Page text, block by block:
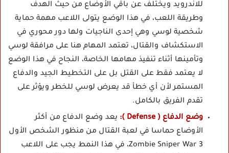
للاندرويد ويختلف عن باقي الأوضاع من حيث الهدف
وطريقة اللعب، في هذا الوضع يتولى اللاعب مهمة حماية
شخصية لوسي وهي إحدى الناجيات ولها دور محوري في
الاستكشاف والقتال، تعتمد المهام هنا على مرافقة لوسي
وتأمينها أثناء تنفيذ مهامها الخاصة، النجاح في هذا الوضع
لا يعتمد فقط على القتل بل على التخطيط الجيد والدفاع
المستمر لأن أي خطأ قد يعرض لوسي للخطر ويؤثر على
تقدم الفريق بالكامل.
وضع الدفاع ( Defense ):
يعد وضع الدفاع من أكثر
الأوضاع حماسا في لعبة القتال من منظور الشخص الأول
Zombie Sniper War 3، في هذا النمط يجب على اللاعب